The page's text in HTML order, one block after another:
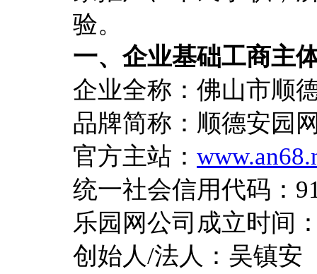
验。
一、企业基础工商主
企业全称：佛山市顺
品牌简称：顺德安园
官方主站：
统一社会信用代码：
乐园网公司成立时间
创始人/法人：吴镇安